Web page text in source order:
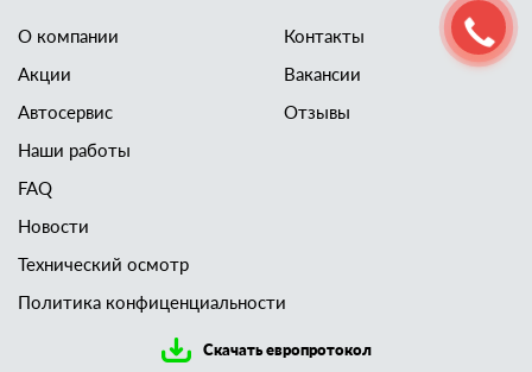
О компании
Акции
Автосервис
Наши работы
Контакты
Вакансии
Отзывы
FAQ
Новости
Технический осмотр
Политика конфиценциальности
Скачать европротокол